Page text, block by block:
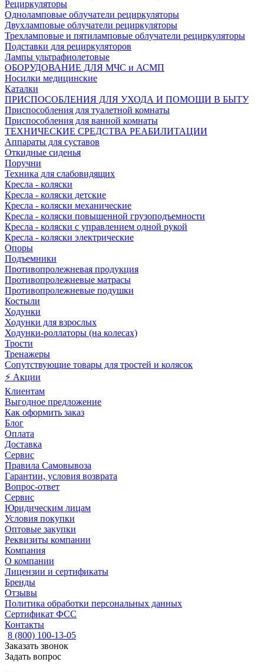
Рециркуляторы
Одноламповые облучатели рециркуляторы
Двухламповые облучатели рециркуляторы
Трехламповые и пятиламповые облучатели рециркуляторы
Подставки для рециркуляторов
Лампы ультрафиолетовые
ОБОРУДОВАНИЕ ДЛЯ МЧС и АСМП
Носилки медицинские
Каталки
ПРИСПОСОБЛЕНИЯ ДЛЯ УХОДА И ПОМОЩИ В БЫТУ
Приспособления для туалетной комнаты
Приспособления для ванной комнаты
ТЕХНИЧЕСКИЕ СРЕДСТВА РЕАБИЛИТАЦИИ
Аппараты для суставов
Откидные сиденья
Поручни
Техника для слабовидящих
Кресла - коляски
Кресла - коляски детские
Кресла - коляски механические
Кресла - коляски повышенной грузоподъемности
Кресла - коляски с управлением одной рукой
Кресла - коляски электрические
Опоры
Подъемники
Противопролежневая продукция
Противопролежневые матрасы
Противопролежневые подушки
Костыли
Ходунки
Ходунки для взрослых
Ходунки-роллаторы (на колесах)
Трости
Тренажеры
Сопутствующие товары для тростей и колясок
⚡ Акции
Клиентам
Выгодное предложение
Как оформить заказ
Блог
Оплата
Доставка
Сервис
Правила Самовывоза
Гарантии, условия возврата
Вопрос-ответ
Сервис
Юридическим лицам
Условия покупки
Оптовые закупки
Реквизиты компании
Компания
О компании
Лицензии и сертификаты
Бренды
Отзывы
Политика обработки персональных данных
Сертификат ФСС
Контакты
8 (800) 100-13-05
Заказать звонок
Задать вопрос